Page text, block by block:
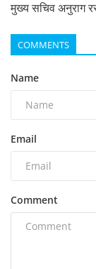
मुख्य सचिव अनुराग
COMMENTS
Name
Email
Comment